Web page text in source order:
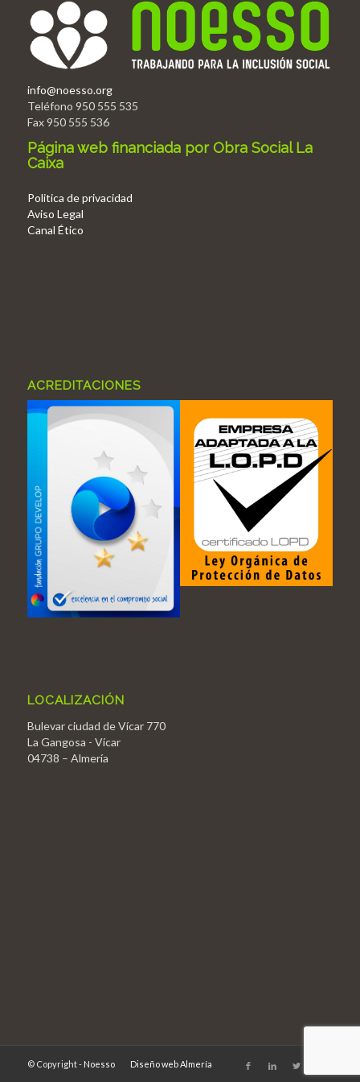
info@noesso.org
Teléfono 950 555 535
Fax 950 555 536
Página web financiada por Obra Social La
Caixa
Politica de privacidad
Aviso Legal
Canal Ético
ACREDITACIONES
LOCALIZACIÓN
Bulevar ciudad de Vícar 770
La Gangosa - Vícar
04738 – Almería
© Copyright - Noesso Diseño web Almería